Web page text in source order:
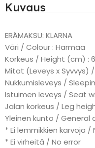
Kuvaus
ERÄMAKSU: KLARNA
Väri / Colour : Harmaa
Korkeus / Height (cm) :
Mitat (Leveys x Syvvys)
Nukkumisleveys /
Istuimen leveys / Seat
Jalan korkeus / Leg
Yleinen kunto / General
* Ei lemmikkien karvoja /
* Ei virheitä / No error